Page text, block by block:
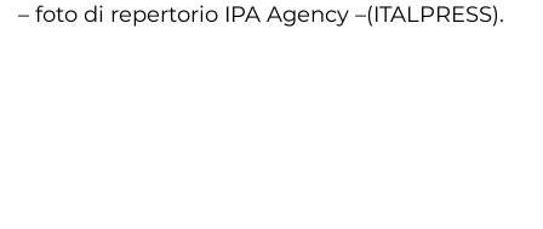
– foto di repertorio IPA Agency –(ITALPRESS).